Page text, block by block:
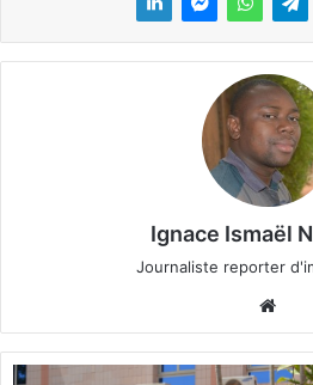
Ignace Ismaël
Journaliste reporter
bsi
te
J